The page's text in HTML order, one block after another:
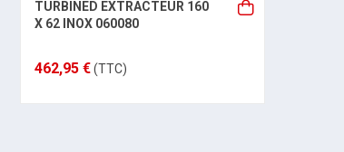
TURBINED EXTRACTEUR 160
X 62 INOX 060080
462,95 €(TTC)